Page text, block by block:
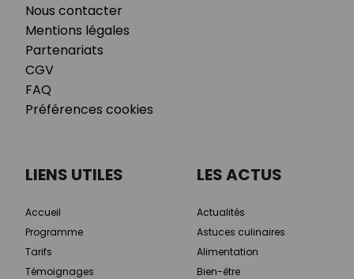
Nous contacter
Mentions légales
Partenariats
CGV
FAQ
Préférences cookies
LIENS UTILES
Accueil
Programme
Tarifs
Témoignages
LES ACTUS
Actualités
Astuces culinaires
Alimentation
Bien-être